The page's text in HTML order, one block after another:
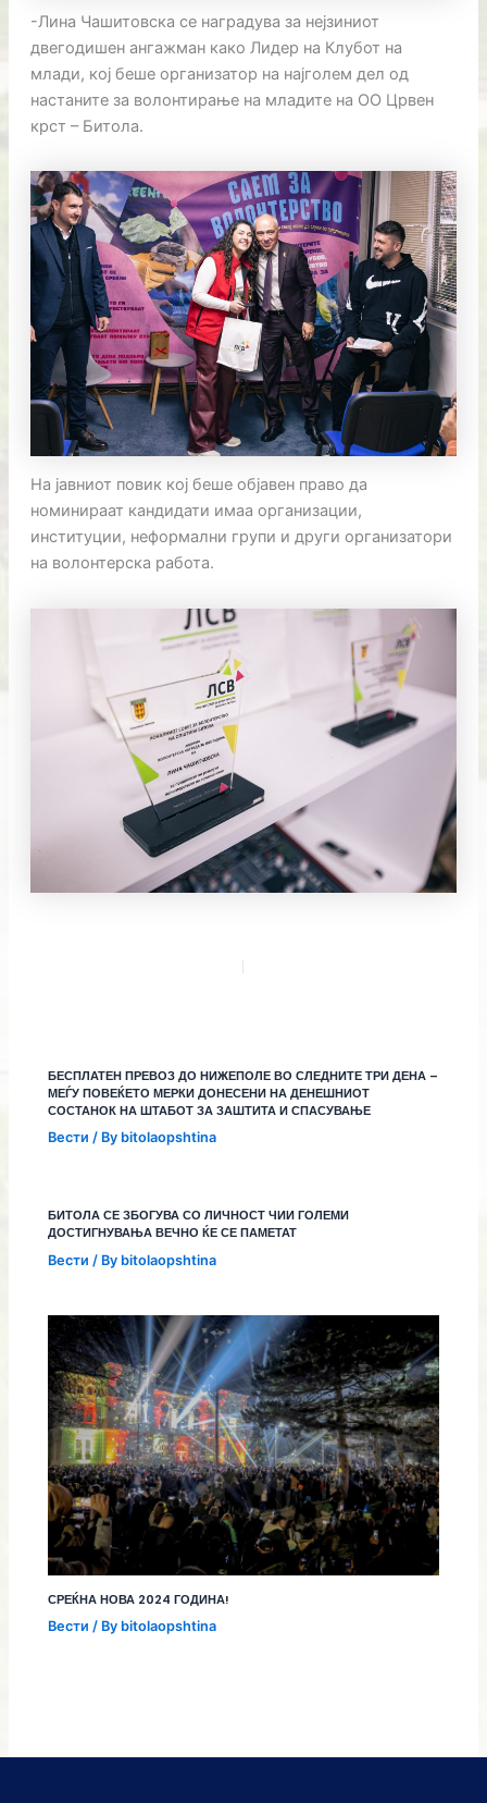
-Лина Чашитовска се наградува за нејзиниот
двегодишен ангажман како Лидер на Клубот на
млади, кој беше организатор на најголем дел од
настаните за волонтирање на младите на ОО Црвен
крст – Битола.
На јавниот повик кој беше објавен право да
номинираат кандидати имаа организации,
институции, неформални групи и други организатори
на волонтерска работа.
БЕСПЛАТЕН ПРЕВОЗ ДО НИЖЕПОЛЕ ВО СЛЕДНИТЕ ТРИ ДЕНА –
МЕЃУ ПОВЕЌЕТО МЕРКИ ДОНЕСЕНИ НА ДЕНЕШНИОТ
СОСТАНОК НА ШТАБОТ ЗА ЗАШТИТА И СПАСУВАЊЕ
Вести / By bitolaopshtina
БИТОЛА СЕ ЗБОГУВА СО ЛИЧНОСТ ЧИИ ГОЛЕМИ
ДОСТИГНУВАЊА ВЕЧНО ЌЕ СЕ ПАМЕТАТ
Вести / By bitolaopshtina
СРЕЌНА НОВА 2024 ГОДИНА!
Вести / By bitolaopshtina